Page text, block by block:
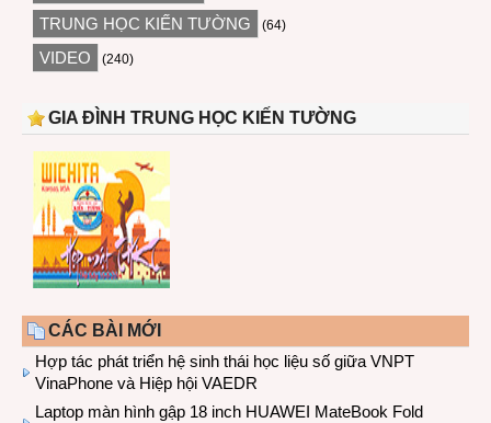
TRUNG HỌC KIẾN TƯỜNG (64)
VIDEO (240)
GIA ĐÌNH TRUNG HỌC KIẾN TƯỜNG
CÁC BÀI MỚI
Hợp tác phát triển hệ sinh thái học liệu số giữa VNPT
VinaPhone và Hiệp hội VAEDR
Laptop màn hình gập 18 inch HUAWEI MateBook Fold